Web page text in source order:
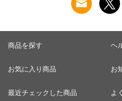
商品を探す
お気に入り商品
最近チェックした商品
ヘ
お
よ